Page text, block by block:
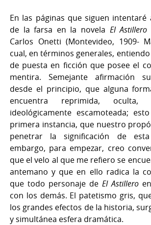
En las páginas que siguen intentaré
de la farsa en la novela El Astillero
Carlos Onetti (Montevideo, 1909-
cual, en términos generales,
de puesta en ficción que posee el
mentira. Semejante afirmación
desde el principio, que alguna
encuentra reprimida, oculta,
ideológicamente escamoteada;
primera instancia, que nuestro
penetrar la significación de
embargo, para empezar, creo
que el velo al que me refiero se
antemano y que en ello radica la
que todo personaje de El Astillero
con los demás. El patetismo gris,
los grandes efectos de la historia,
y simultánea esfera dramática.